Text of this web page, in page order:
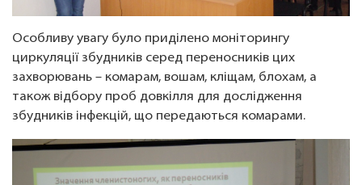
Особливу увагу було приділено моніторингу
циркуляції збудників серед переносників цих
захворювань – комарам, вошам, кліщам, блохам, а
також відбору проб довкілля для дослідження
збудників інфекцій, що передаються комарами.